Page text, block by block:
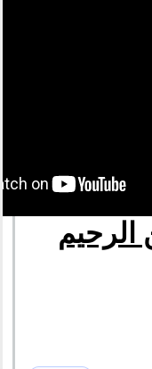
الرحيم